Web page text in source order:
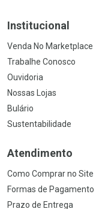
Institucional
Venda No Marketplace
Trabalhe Conosco
Ouvidoria
Nossas Lojas
Bulário
Sustentabilidade
Atendimento
Como Comprar no Site
Formas de Pagamento
Prazo de Entrega